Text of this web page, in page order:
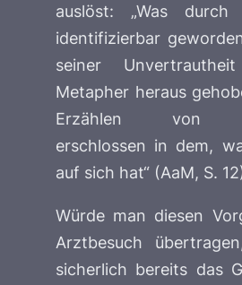
auslöst: „Was durch
identifizierbar
seiner
Metapher heraus
Erzählen von
erschlossen in dem,
auf sich hat“ (AaM, S.
Würde man diesen
Arztbesuch
sicherlich bereits das